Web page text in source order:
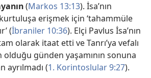
(Markos 13:13). İsa’nın
erişmek için ‘tahammüle
(İbraniler 10:36). Elçi Pavlus İsa’nın
olarak itaat etti ve Tanrı’ya vefalı
olduğu günden yaşamının sonuna
ayrılmadı (1. Korintoslular 9:27).